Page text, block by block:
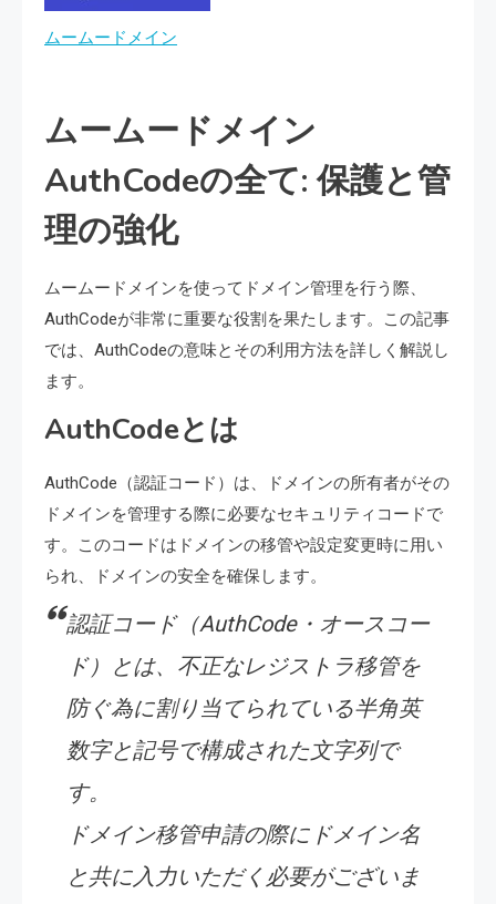
ムームードメイン
ムームードメイン
AuthCodeの全て: 保護と管
理の強化
ムームードメインを使ってドメイン管理を行う際、
AuthCodeが非常に重要な役割を果たします。この記事
では、AuthCodeの意味とその利用方法を詳しく解説し
ます。
AuthCodeとは
AuthCode（認証コード）は、ドメインの所有者がその
ドメインを管理する際に必要なセキュリティコードで
す。このコードはドメインの移管や設定変更時に用い
られ、ドメインの安全を確保します。
認証コード（AuthCode・オースコー
ド）とは、不正なレジストラ移管を
防ぐ為に割り当てられている半角英
数字と記号で構成された文字列で
す。
ドメイン移管申請の際にドメイン名
と共に入力いただく必要がございま